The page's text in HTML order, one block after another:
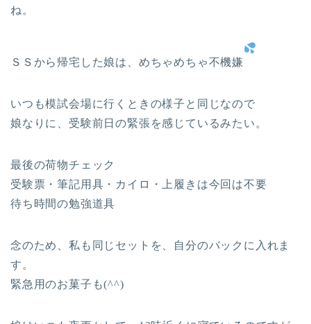
ね。
ＳＳから帰宅した娘は、めちゃめちゃ不機嫌
いつも模試会場に行くときの様子と同じなので
娘なりに、受験前日の緊張を感じているみたい。
最後の荷物チェック
受験票・筆記用具・カイロ・上履きは今回は不要
待ち時間の勉強道具
念のため、私も同じセットを、自分のバックに入れま
す。
緊急用のお菓子も(^^)